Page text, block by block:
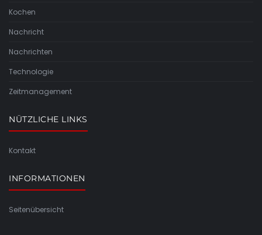
Kochen
Nachricht
Nachrichten
Technologie
Zeitmanagement
NÜTZLICHE LINKS
Kontakt
INFORMATIONEN
Seitenübersicht